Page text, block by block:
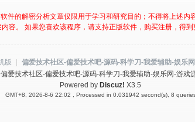
件的解密分析文章仅限用于学习和研究目的；不得将上述
。 如果您喜欢该程序，请支持正版软件，购买注册，得
版
偏爱技术社区-偏爱技术吧-源码-科学刀-我爱辅助-娱乐
偏爱技术社区-偏爱技术吧-源码-科学刀-我爱辅助-娱乐网-游戏
Powered by Discuz! X3.5
GMT+8, 2026-8-6 22:02 , Processed in 0.031942 second(s), 8 queries